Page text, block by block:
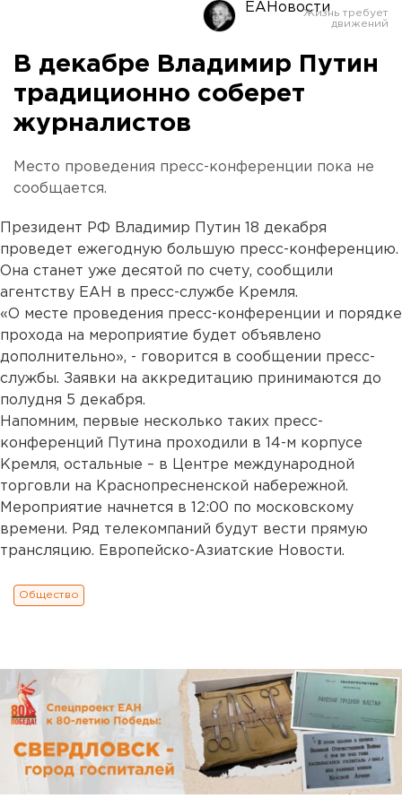
ЕАНовости
В декабре Владимир Путин
традиционно соберет
журналистов
Место проведения пресс-конференции пока не
сообщается.
Президент РФ Владимир Путин 18 декабря
проведет ежегодную большую пресс-конференцию.
Она станет уже десятой по счету, сообщили
агентству ЕАН в пресс-службе Кремля.
«О месте проведения пресс-конференции и порядке
прохода на мероприятие будет объявлено
дополнительно», - говорится в сообщении пресс-
службы. Заявки на аккредитацию принимаются до
полудня 5 декабря.
Напомним, первые несколько таких пресс-
конференций Путина проходили в 14-м корпусе
Кремля, остальные – в Центре международной
торговли на Краснопресненской набережной.
Мероприятие начнется в 12:00 по московскому
времени. Ряд телекомпаний будут вести прямую
трансляцию. Европейско-Азиатские Новости.
Общество